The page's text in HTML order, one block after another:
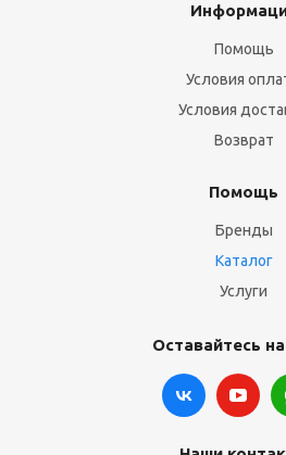
Помощь
Условия
Условия
Возврат
Помощь
Бренды
Каталог
Услуги
Оставайтесь